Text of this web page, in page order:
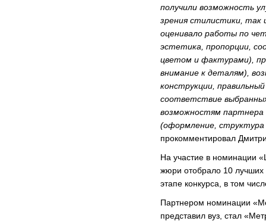
получили возможность
зрения стилистики, так
оценивало работы по
эстетика, пропорции,
цветом и фактурами),
внимание к деталям),
конструкции,
соответствие
возможностям партнера
(оформление,
прокомментировал
На участие в номинации
жюри отобрало 10 лучших
этапе конкурса, в том
Партнером номинации
представил вуз, стал